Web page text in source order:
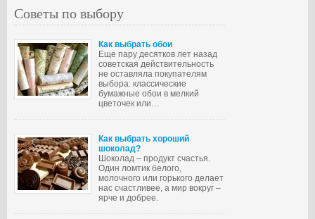
Советы по выбору
Как выбрать обои
Еще пару десятков лет назад
советская действительность
не оставляла покупателям
выбора: классические
бумажные обои в мелкий
цветочек или…
Как выбрать хороший
шоколад?
Шоколад – продукт счастья.
Один ломтик белого,
молочного или горького делает
нас счастливее, а мир вокруг –
ярче и добрее.